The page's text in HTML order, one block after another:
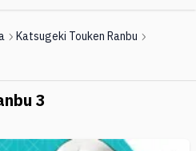
Katsugeki Touken Ranbu
3